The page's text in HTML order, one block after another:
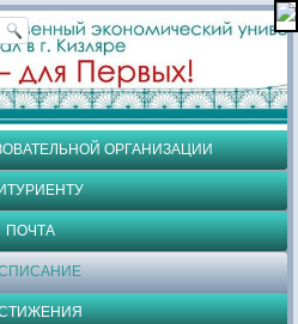
ОРГАНИЗАЦИИ
ПОЧТА